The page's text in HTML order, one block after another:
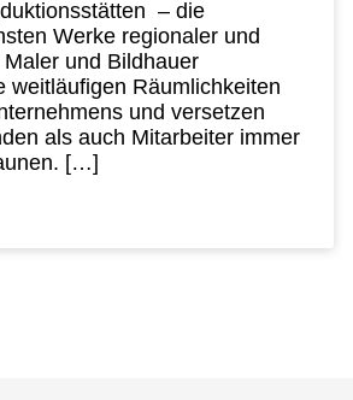
– die
Werke regionaler und
und Bildhauer
weitläufigen Räumlichkeiten
und versetzen
als auch Mitarbeiter immer
[…]